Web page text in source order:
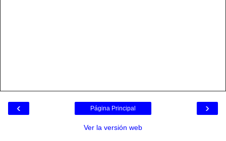
‹ ›
Página Principal
Ver la versión web